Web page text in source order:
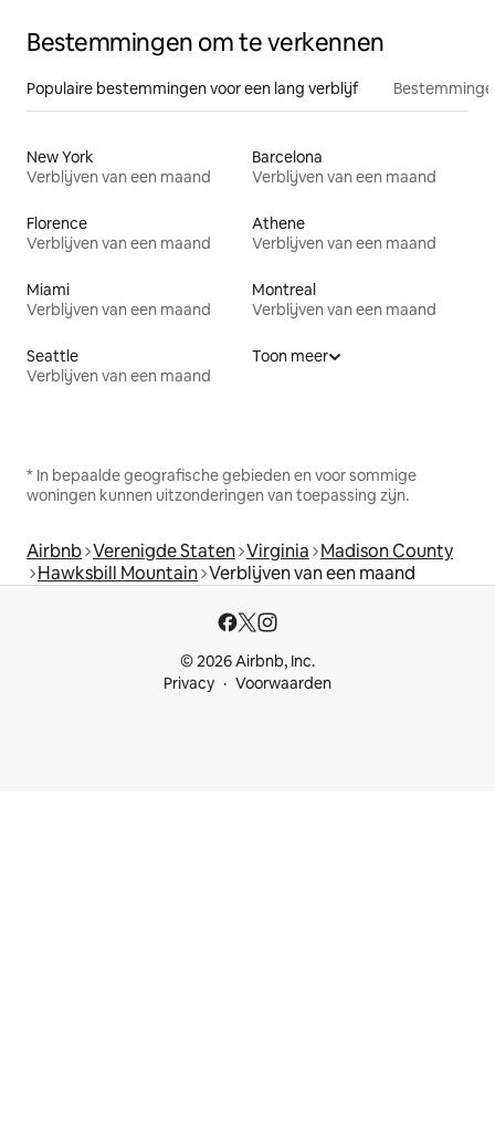
Bestemmingen om te verkennen
Populaire bestemmingen voor een lang verblijf
New York
Verblijven van een maand
Barcelona
Verblijven van een maand
Florence
Verblijven van een maand
Athene
Verblijven van een maand
Miami
Verblijven van een maand
Montreal
Verblijven van een maand
Seattle
Verblijven van een maand
Toon meer
* In bepaalde geografische gebieden en voor sommige
woningen kunnen uitzonderingen van toepassing zijn.
Airbnb Verenigde Staten Virginia Madison County
Hawksbill Mountain Verblijven van een maand
© 2026 Airbnb, Inc.
Privacy
Voorwaarden